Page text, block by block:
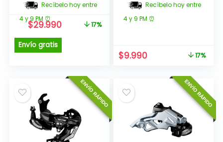
Recíbelo hoy entre
4 y 9 PM ⏰
El
original
era:
$29.990El
es:
Envío gratis
17%
Recíbelo hoy entre
4 y 9 PM ⏰
El
$11.990.
$9.990El
actual
17%
ENVÍO RÁPIDO ENVÍO RÁPIDO